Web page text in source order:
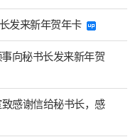
发来新年贺年卡
向秘书长发来新年贺
感谢信给秘书长，感